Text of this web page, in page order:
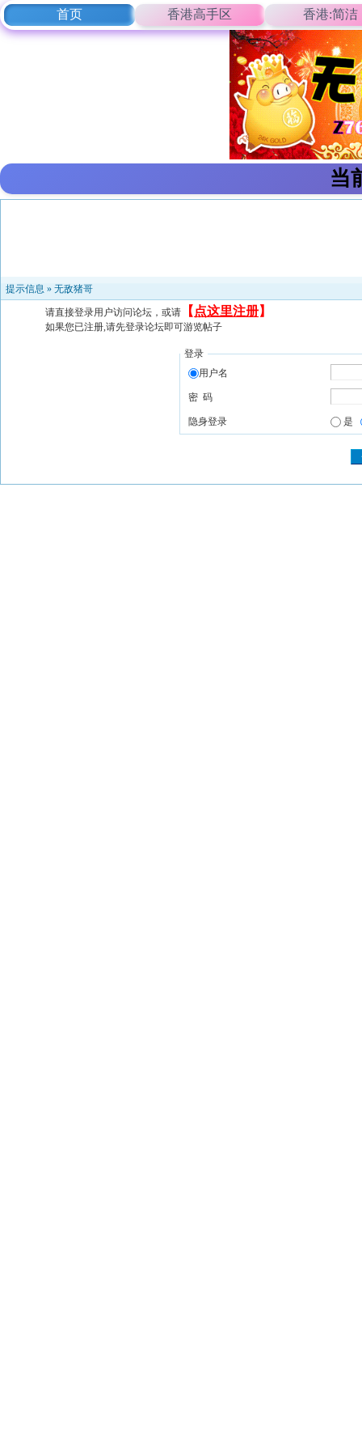
首页 香港高手区 香港:简洁
当
提示信息 » 无敌猪哥
请直接登录用户访问论坛，或请 【 点这里注册】
如果您已注册,请先登录论坛即可游览帖子
登录
用户名
密 码
隐身登录 是